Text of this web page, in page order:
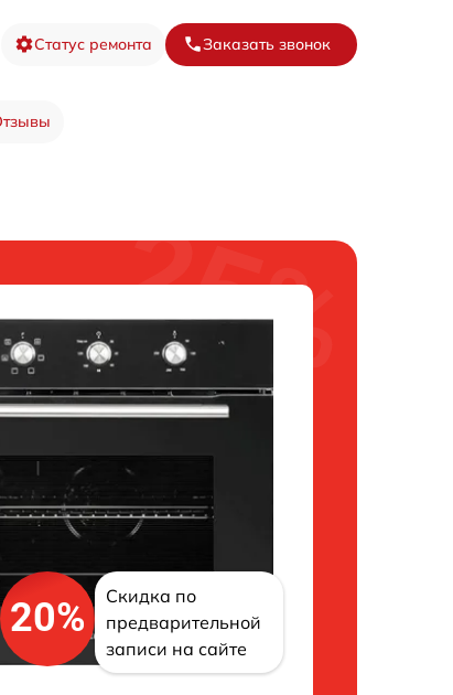
Статус ремонта Заказать звонок
20%
Скидка по
предварительной
записи на сайте